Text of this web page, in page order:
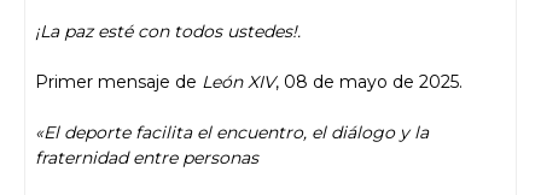
¡La paz esté con todos ustedes!.
Primer mensaje de León XIV, 08 de mayo de 2025.
«El deporte facilita el encuentro, el diálogo y la
fraternidad entre personas